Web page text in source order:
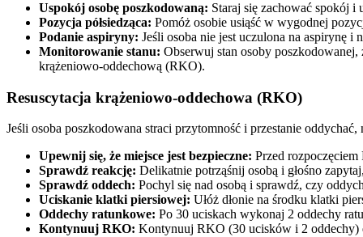
Uspokój osobę poszkodowaną: Staraj się zachować spokój i
Pozycja półsiedząca: Pomóż osobie usiąść w wygodnej
Podanie aspiryny: Jeśli osoba nie jest uczulona na aspirynę
Monitorowanie stanu: Obserwuj stan osoby poszkodowanej,
krążeniowo-oddechową (RKO).
Resuscytacja krążeniowo-oddechowa (RKO)
Jeśli osoba poszkodowana straci przytomność i przestanie
Upewnij się, że miejsce jest bezpieczne: Przed
Sprawdź reakcję: Delikatnie potrząśnij osobą i głośno
Sprawdź oddech: Pochyl się nad osobą i sprawdź, czy
Uciskanie klatki piersiowej: Ułóż dłonie na środku klatki
Oddechy ratunkowe: Po 30 uciskach wykonaj 2 oddechy
Kontynuuj RKO: Kontynuuj RKO (30 ucisków i 2 oddechy)